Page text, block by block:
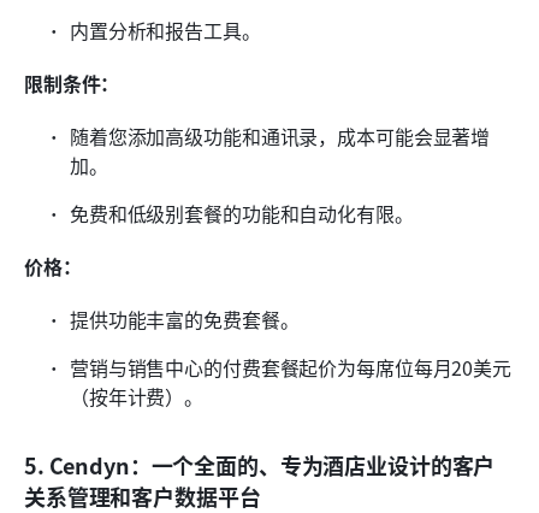
内置分析和报告工具。
限制条件：
随着您添加高级功能和通讯录，成本可能会显著增
加。
免费和低级别套餐的功能和自动化有限。
价格：
提供功能丰富的免费套餐。
营销与销售中心的付费套餐起价为每席位每月20美元
（按年计费）。
5. Cendyn：一个全面的、专为酒店业设计的客户
关系管理和客户数据平台